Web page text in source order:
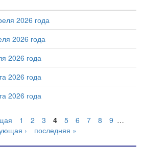
2026 года
2026 года
2026 года
2026 года
2026 года
1 2 3 4 5 6 7 8 9 …
›
последняя »